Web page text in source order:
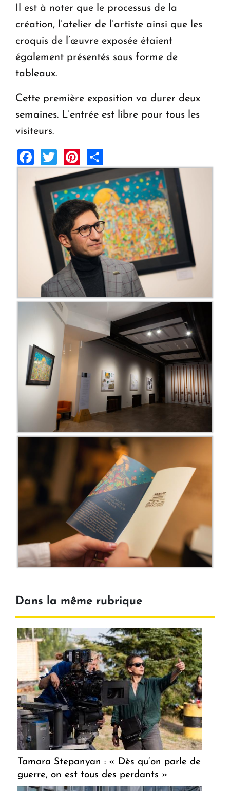
Il est à noter que le processus de la
création, l’atelier de l’artiste ainsi que les
croquis de l’œuvre exposée étaient
également présentés sous forme de
tableaux.
Cette première exposition va durer deux
semaines. L’entrée est libre pour tous les
visiteurs.
Facebook
TwitterPinterest
Dans la même rubrique
Tamara Stepanyan : « Dès qu’on parle de
guerre, on est tous des perdants »